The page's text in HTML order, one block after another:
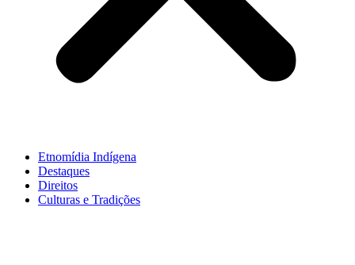
Etnomídia Indígena
Destaques
Direitos
Culturas e Tradições